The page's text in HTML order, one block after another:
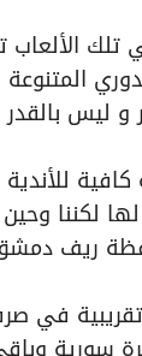
الألعاب
ليس
للأندية
ناديا في
في